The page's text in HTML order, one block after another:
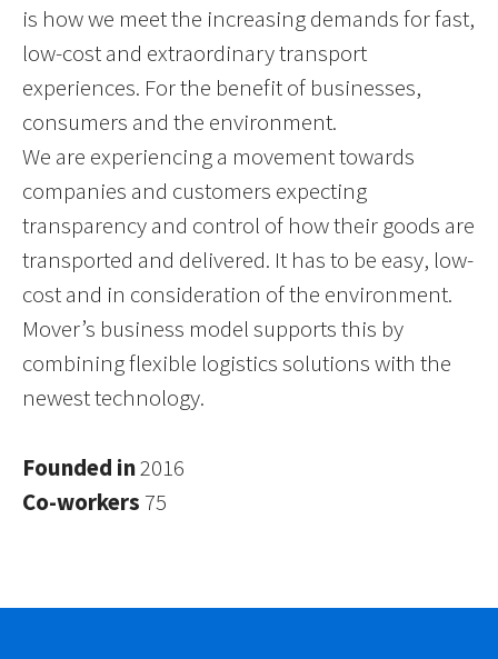
is how we meet the increasing demands for fast,
low-cost and extraordinary transport
experiences. For the benefit of businesses,
consumers and the environment.
We are experiencing a movement towards
companies and customers expecting
transparency and control of how their goods are
transported and delivered. It has to be easy, low-
cost and in consideration of the environment.
Mover’s business model supports this by
combining flexible logistics solutions with the
newest technology.
Founded in2016
Co-workers 75